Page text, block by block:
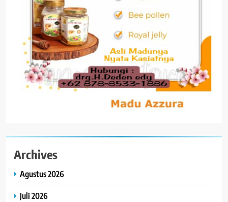
Archives
Agustus 2026
Juli 2026